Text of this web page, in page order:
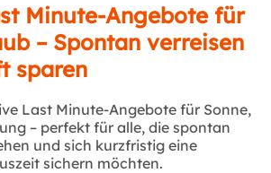
Minute-Angebote für
– Spontan verreisen
sparen
Last Minute-Angebote für Sonne,
– perfekt für alle, die spontan
und sich kurzfristig eine
sichern möchten.